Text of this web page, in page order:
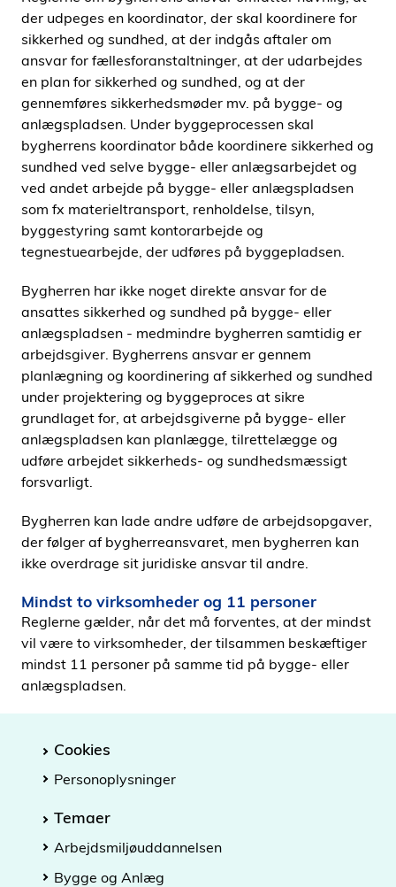
der udpeges en koordinator, der skal koordinere for
sikkerhed og sundhed, at der indgås aftaler om
ansvar for fællesforanstaltninger, at der udarbejdes
en plan for sikkerhed og sundhed, og at der
gennemføres sikkerhedsmøder mv. på bygge- og
anlægspladsen. Under byggeprocessen skal
bygherrens koordinator både koordinere sikkerhed og
sundhed ved selve bygge- eller anlægsarbejdet og
ved andet arbejde på bygge- eller anlægspladsen
som fx materieltransport, renholdelse, tilsyn,
byggestyring samt kontorarbejde og
tegnestuearbejde, der udføres på byggepladsen.
Bygherren har ikke noget direkte ansvar for de
ansattes sikkerhed og sundhed på bygge- eller
anlægspladsen - medmindre bygherren samtidig er
arbejdsgiver. Bygherrens ansvar er gennem
planlægning og koordinering af sikkerhed og sundhed
under projektering og byggeproces at sikre
grundlaget for, at arbejdsgiverne på bygge- eller
anlægspladsen kan planlægge, tilrettelægge og
udføre arbejdet sikkerheds- og sundhedsmæssigt
forsvarligt.
Bygherren kan lade andre udføre de arbejdsopgaver,
der følger af bygherreansvaret, men bygherren kan
ikke overdrage sit juridiske ansvar til andre.
Mindst to virksomheder og 11 personer
Reglerne gælder, når det må forventes, at der mindst
vil være to virksomheder, der tilsammen beskæftiger
mindst 11 personer på samme tid på bygge- eller
anlægspladsen.
Cookies
Personoplysninger
Temaer
Arbejdsmiljøuddannelsen
Bygge og Anlæg